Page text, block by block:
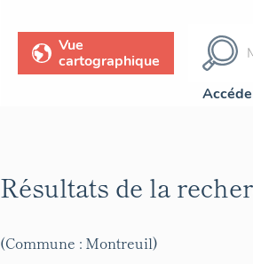
Vue
cartographique
Résultats de la
(Commune : Montreuil)